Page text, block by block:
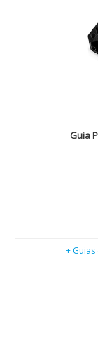
Guia
+